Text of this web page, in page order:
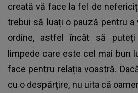
creată vă face la fel de
trebui să luați o pauză pentru a
ordine, astfel încât să
limpede care este cel mai bun
face pentru relația voastră.
cu o despărțire, nu uita că